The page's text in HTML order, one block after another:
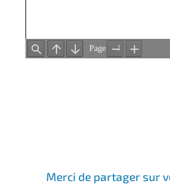
Merci de partager sur